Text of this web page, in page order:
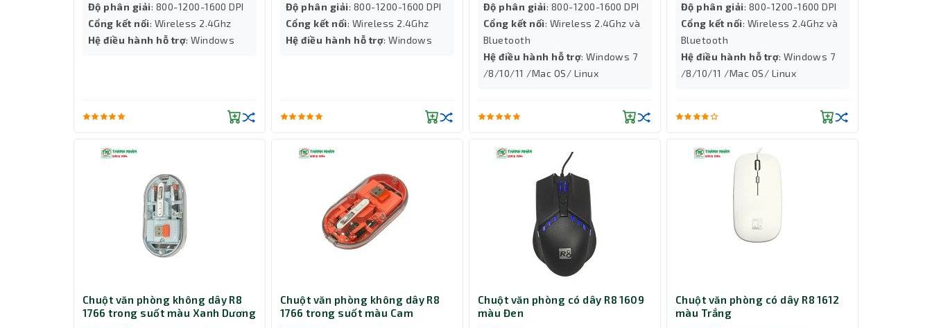
Độ phân giải: 800-1200-1600 DPI
Cổng kết nối: Wireless 2.4Ghz
Hệ điều hành hỗ trợ: Windows
Độ phân giải: 800-1200-1600 DPI
Cổng kết nối: Wireless 2.4Ghz
Hệ điều hành hỗ trợ: Windows
Độ phân giải: 800-1200-1600 DPI
Cổng kết nối: Wireless 2.4Ghz và
Bluetooth
Hệ điều hành hỗ trợ: Windows 7
/8/10/11 /Mac OS/ Linux
Độ phân giải: 800-1200-1600 DPI
Cổng kết nối: Wireless 2.4Ghz và
Bluetooth
Hệ điều hành hỗ trợ: Windows 7
/8/10/11 /Mac OS/ Linux
Chuột văn phòng không dây R8
1766 trong suốt màu Xanh Dương
Chuột văn phòng không dây R8
1766 trong suốt màu Cam
Chuột văn phòng có dây R8 1609
màu Đen
Chuột văn phòng có dây R8 1612
màu Trắng